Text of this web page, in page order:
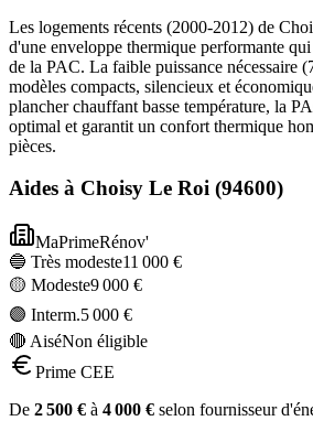
Les logements récents (2000-2012) de
d'une enveloppe thermique performante
de la PAC. La faible puissance nécessaire
modèles compacts, silencieux et
plancher chauffant basse température, la
optimal et garantit un confort thermique
pièces.
Aides à Choisy Le Roi (94600)
MaPrimeRénov'
🔵 Très modeste11 000 €
🟡 Modeste9 000 €
🟣 Interm.5 000 €
🔴 AiséNon éligible
Prime CEE
De 2 500 € à 4 000 € selon fournisseur